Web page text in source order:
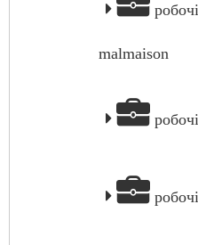
malmaison